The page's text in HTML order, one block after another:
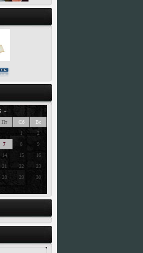
»
Пт Сб
Вс
1
2
7 8
9
14 15
16
21 22
23
28 29
30